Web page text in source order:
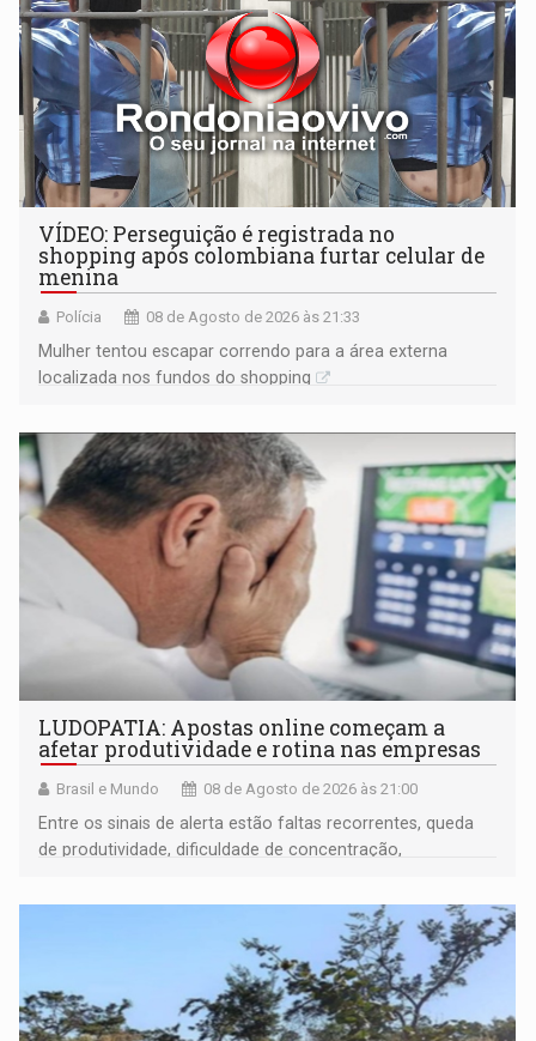
VÍDEO: Perseguição é registrada no
shopping após colombiana furtar celular de
menina
Polícia 08 de Agosto de 2026 às 21:33
Mulher tentou escapar correndo para a área externa
localizada nos fundos do shopping
LUDOPATIA: Apostas online começam a
afetar produtividade e rotina nas empresas
Brasil e Mundo 08 de Agosto de 2026 às 21:00
Entre os sinais de alerta estão faltas recorrentes, queda
de produtividade, dificuldade de concentração,